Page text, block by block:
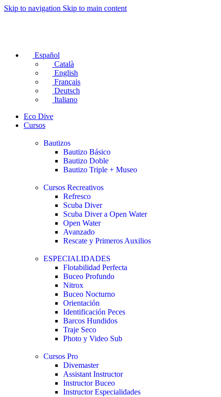
Skip to navigation Skip to main content
Español
Català
English
Français
Deutsch
Italiano
Eco Dive
Cursos
Bautizos
Bautizo Básico
Bautizo Doble
Bautizo Triple + Museo
Cursos Recreativos
Refresco
Scuba Diver
Scuba Diver a Open Water
Open Water
Avanzado
Rescate y Primeros Auxilios
ESPECIALIDADES
Flotabilidad Perfecta
Buceo Profundo
Nitrox
Buceo Nocturno
Orientación
Identificación Peces
Barcos Hundidos
Traje Seco
Photo y Video Sub
Cursos Pro
Divemaster
Assistant Instructor
Instructor Buceo
Instructor Especialidades